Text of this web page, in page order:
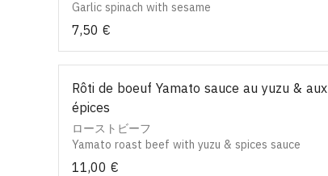
Garlic spinach with sesame
7,50 €
Rôti de boeuf Yamato sauce au yuzu & aux
épices
ローストビーフ
Yamato roast beef with yuzu & spices sauce
11,00 €